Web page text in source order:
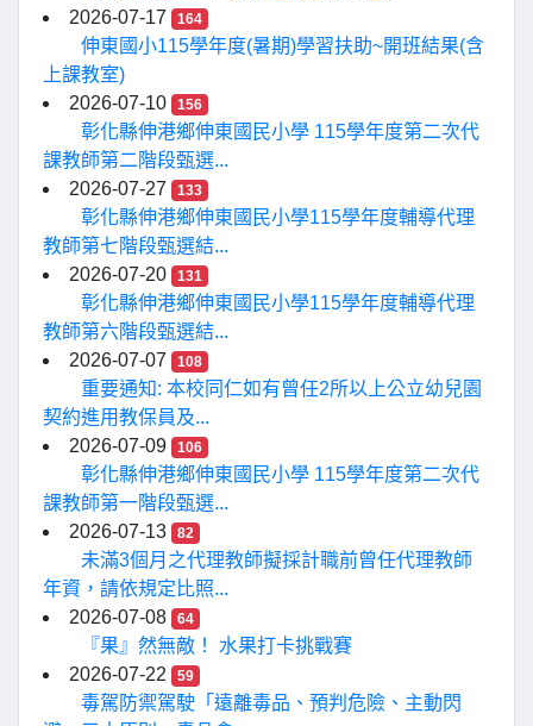
2026-07-17
164
伸東國小115學年度(暑期)學習扶助~開班結果(含
上課教室)
2026-07-10
156
彰化縣伸港鄉伸東國民小學 115學年度第二次代
課教師第二階段甄選...
2026-07-27
133
彰化縣伸港鄉伸東國民小學115學年度輔導代理
教師第七階段甄選結...
2026-07-20
131
彰化縣伸港鄉伸東國民小學115學年度輔導代理
教師第六階段甄選結...
2026-07-07
108
重要通知: 本校同仁如有曾任2所以上公立幼兒園
契約進用教保員及...
2026-07-09
106
彰化縣伸港鄉伸東國民小學 115學年度第二次代
課教師第一階段甄選...
2026-07-13
82
未滿3個月之代理教師擬採計職前曾任代理教師
年資，請依規定比照...
2026-07-08
64
『果』然無敵！ 水果打卡挑戰賽
2026-07-22
59
毒駕防禦駕駛「遠離毒品、預判危險、主動閃